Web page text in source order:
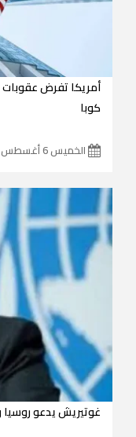
أمريكا تفرض
كوبا
الخميس 6 أغسطس 2026 21:50:59
غوتيريش يدعو روسيا